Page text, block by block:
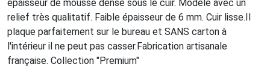
épaisseur de mousse dense sous le cuir. Modèle avec un
relief très qualitatif. Faible épaisseur de 6 mm. Cuir lisse.Il
plaque parfaitement sur le bureau et SANS carton à
l'intérieur il ne peut pas casser.Fabrication artisanale
française. Collection "Premium"